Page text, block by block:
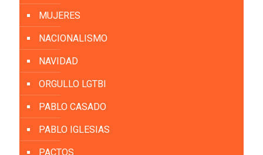
MUJERES
NACIONALISMO
NAVIDAD
ORGULLO LGTBI
PABLO CASADO
PABLO IGLESIAS
PACTOS